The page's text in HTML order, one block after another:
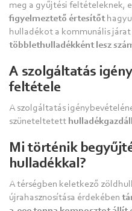
meg a gyűjtési feltételeknek,
figyelmeztető értesítőt
hulladékot a kommunális járat
többlethulladékként lesz
A szolgáltatás
feltétele
A szolgáltatás
szüneteltetett
Mi történik
hulladékkal?
A térségben keletkező
újrahasznosítása érdekében